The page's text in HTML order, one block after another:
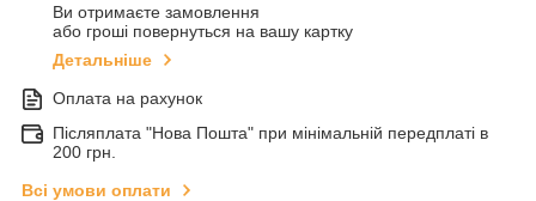
Ви отримаєте замовлення
або гроші повернуться на вашу картку
Детальніше
Оплата на рахунок
Післяплата "Нова Пошта" при мінімальній передплаті в
200 грн.
Всі умови оплати